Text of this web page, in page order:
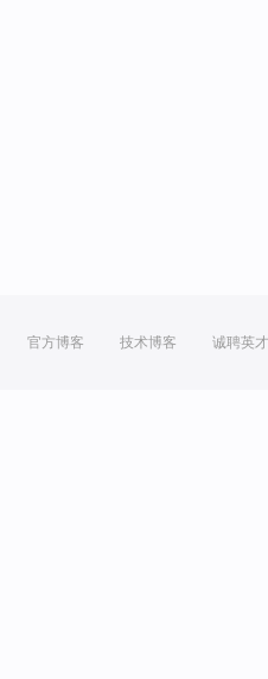
官方博客 技术博客 诚聘英才